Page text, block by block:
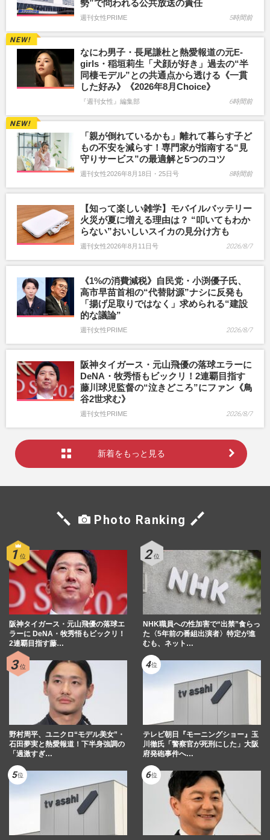
勢”で問われる公共放送の責任
週刊女性PRIME 5時間前
なにわ男子・長尾謙杜と熱愛報道の元E-
girls・稲垣莉生「犬顔が好き」過去の“半
同棲モデル”との共通点から透ける《一貫
した好み》《2026年8月Choice》
『週刊女性』編集部 6時間前
「親が倒れているかも」離れて暮らす子ど
もの不安を減らす！専門家が指南する“見
守りサービス”の最適解と5つのコツ
週刊女性2026年8月18日・25日号 8時間前
【知って楽しい雑学】モバイルバッテリー
火災が夏に増える理由は？ “叩いてもわか
らない”おいしいスイカの見分け方も
週刊女性2026年8月11日号 2026/8/7
《1%の消費減税》自民党・小渕優子氏、
高市早苗首相の“代替財源”ナシに反発も
「揚げ足取りではなく」求められる“建設
的な議論”
週刊女性PRIME 2026/8/7
阪神タイガース・元山飛優の落球エラーに
DeNA・牧秀悟もビックリ！2連覇目指す
藤川球児監督の“泣きどころ”にファン《鳥
谷2世求む》
週刊女性PRIME 2026/8/7
新着をもっと見る
Photo Ranking
阪神タイガース・元山飛優の落球エ
ラーに DeNA・牧秀悟もビックリ！
2連覇目指す藤…
NHK職員への性加害で“出禁”食らっ
た〈5年前の番組出演者〉特定が進
むも、ネット…
野村周平、ユニクロ“モデル美女”・
石田夢実と熱愛報道！下半身強調の
「過激すぎ…
テレビ朝日『モーニングショー』玉
川徹氏「警察官が死刑にした」大阪
府発砲事件へ…